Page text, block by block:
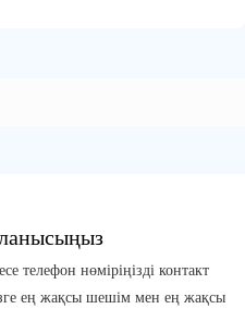
телефон нөміріңізді контакт
ең жақсы шешім мен ең жақсы